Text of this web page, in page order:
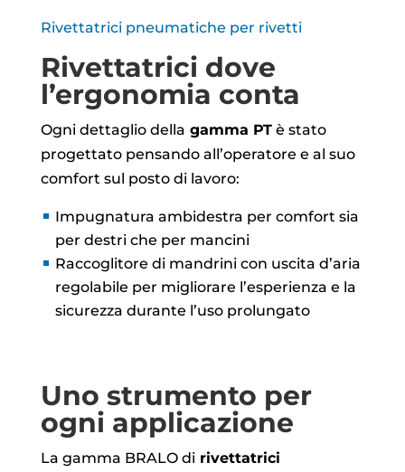
Rivettatrici pneumatiche per rivetti
Rivettatrici dove
l’ergonomia conta
Ogni dettaglio della gamma PTè stato
progettato pensando all’operatore e al suo
comfort sul posto di lavoro:
Impugnatura ambidestra per comfort sia
per destri che per mancini
Raccoglitore di mandrini con uscita d’aria
regolabile per migliorare l’esperienza e la
sicurezza durante l’uso prolungato
Uno strumento per
ogni applicazione
La gamma BRALO dirivettatrici